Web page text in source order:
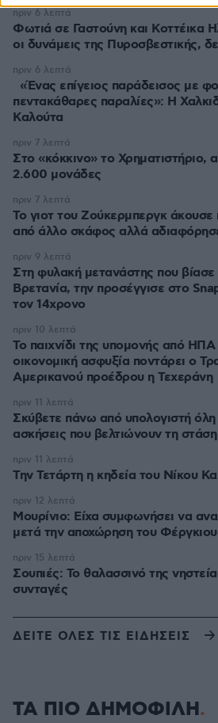
Φωτιά σε Γαστούνη και Κοττέικα
οι δυνάμεις της Πυροσβεστικής,
πριν 6 λεπτά
«Ένας επίγειος παράδεισος με
πεντακάθαρες παραλίες»: Η
Καλούτα
πριν 6 λεπτά
Στο «κόκκινο» το Χρηματιστήριο,
2.600 μονάδες
πριν 7 λεπτά
Το γιοτ του Ζούκερμπεργκ άκουσε
από άλλο σκάφος αλλά
πριν 7 λεπτά
Στη φυλακή μετανάστης που βίασε
Βρετανία, την προσέγγισε στο
τον 14χρονο
πριν 9 λεπτά
Το παιχνίδι της υπομονής από ΗΠΑ
οικονομική ασφυξία ποντάρει ο
Αμερικανού προέδρου η Τεχεράνη
πριν 10 λεπτά
Σκύβετε πάνω από υπολογιστή
ασκήσεις που βελτιώνουν τη
πριν 11 λεπτά
Την Τετάρτη η κηδεία του Νίκου
πριν 11 λεπτά
Μουρίνιο: Είχα συμφωνήσει να
μετά την αποχώρηση του
πριν 12 λεπτά
Σουπιές: Το θαλασσινό της
συνταγές
πριν 15 λεπτά
ΔΕΙΤΕ ΟΛΕΣ ΤΙΣ ΕΙΔΗΣΕΙΣ
ΤΑ ΠΙΟ ΔΗΜΟΦΙΛΗ